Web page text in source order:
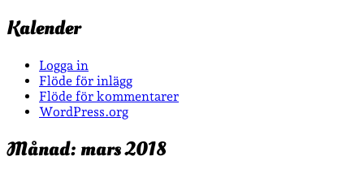
Kalender
Logga in
Flöde för inlägg
Flöde för kommentarer
WordPress.org
Månad:mars 2018